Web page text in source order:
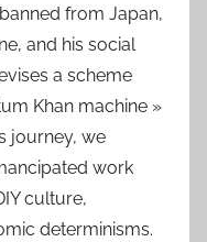
from Japan,
and his social
a scheme
Khan machine »
journey, we
work
culture,
determinisms.